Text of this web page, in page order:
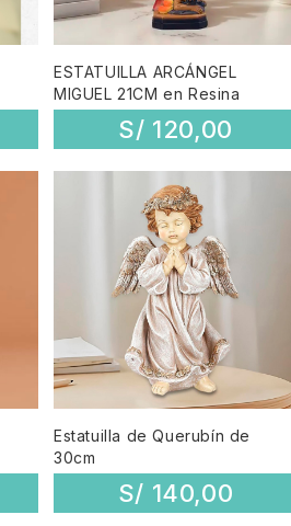
ESTATUILLA ARCÁNGEL
MIGUEL 21CM en Resina
S/ 120,00
Estatuilla de Querubín de
30cm
S/ 140,00